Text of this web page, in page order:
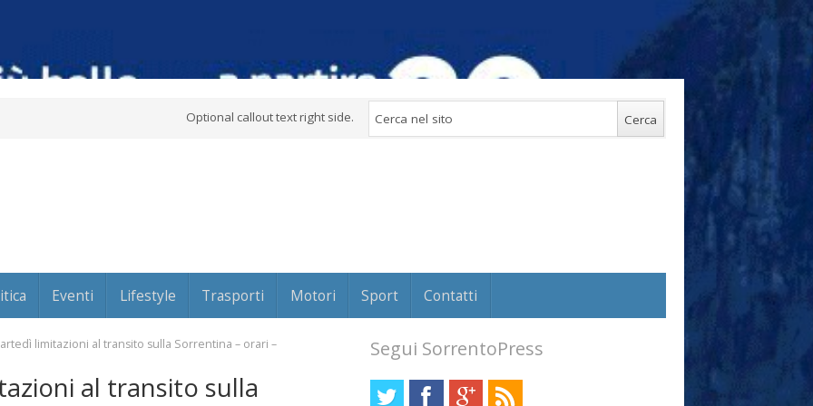
Optional callout text right side.
Eventi Lifestyle Trasporti Motori Sport Contatti
limitazioni al transito sulla Sorrentina – orari –
al transito sulla
Segui SorrentoPress